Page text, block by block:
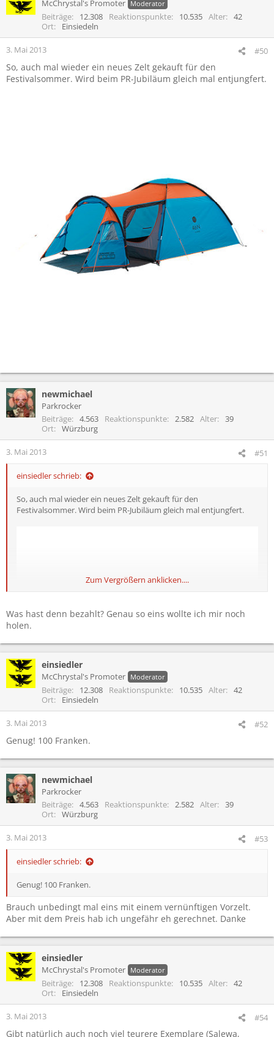
McChrystal's Promoter Moderator
Beiträge 12.308 Reaktionspunkte 10.535 Alter
42
Ort
Einsiedeln
3. Mai 2013 #50
So, auch mal wieder ein neues Zelt gekauft für den
Festivalsommer. Wird beim PR-Jubiläum gleich mal entjungfert.
newmichael
Parkrocker
Beiträge
4.563 Reaktionspunkte 2.582 Alter
39
Ort
Würzburg
3. Mai 2013 #51
einsiedler schrieb:
So, auch mal wieder ein neues Zelt gekauft für den
Festivalsommer. Wird beim PR-Jubiläum gleich mal entjungfert.
Zum Vergrößern anklicken....
Was hast denn bezahlt? Genau so eins wollte ich mir noch
holen.
einsiedler
McChrystal's Promoter Moderator
Beiträge 12.308 Reaktionspunkte 10.535 Alter
42
Ort
Einsiedeln
3. Mai 2013 #52
Genug! 100 Franken.
newmichael
Parkrocker
Beiträge
4.563 Reaktionspunkte 2.582 Alter
39
Ort
Würzburg
3. Mai 2013 #53
einsiedler schrieb:
Genug! 100 Franken.
Brauch unbedingt mal eins mit einem vernünftigen Vorzelt.
Aber mit dem Preis hab ich ungefähr eh gerechnet. Danke
einsiedler
McChrystal's Promoter Moderator
Beiträge 12.308 Reaktionspunkte 10.535 Alter
42
Ort
Einsiedeln
3. Mai 2013 #54
Gibt natürlich auch noch viel teurere Exemplare (Salewa,